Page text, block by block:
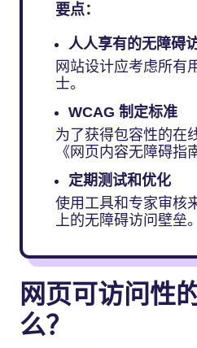
要点：
人人享有的无障碍
网站设计应考虑所有
士。
WCAG 制定标准
为了获得包容性的在
《网页内容无障碍指
定期测试和优化
使用工具和专家审核
上的无障碍访问壁垒。
网页可访问性
么？